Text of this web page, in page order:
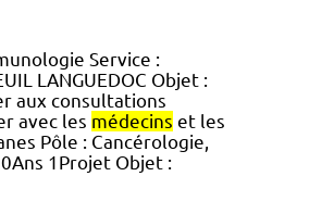
Service :
LANGUEDOC Objet :
aux consultations
avec les médecins et les
Pôle : Cancérologie,
1Projet Objet :